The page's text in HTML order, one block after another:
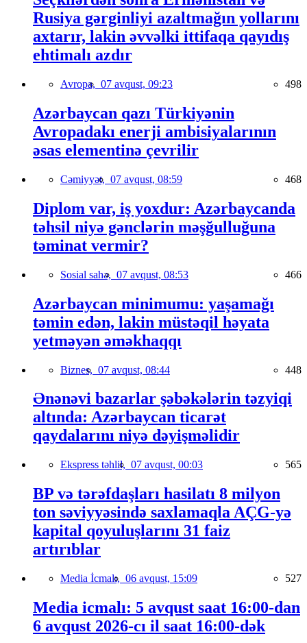
Rusiya gərginliyi azaltmağın yollarını
axtarır, lakin əvvəlki ittifaqa qayıdış
ehtimalı azdır
Avropa, 07 avqust, 09:23 498
Azərbaycan qazı Türkiyənin
Avropadakı enerji ambisiyalarının
əsas elementinə çevrilir
Cəmiyyət, 07 avqust, 08:59 468
Diplom var, iş yoxdur: Azərbaycanda
təhsil niyə gənclərin məşğulluğuna
təminat vermir?
Sosial sahə, 07 avqust, 08:53 466
Azərbaycan minimumu: yaşamağı
təmin edən, lakin müstəqil həyata
yetməyən əməkhaqqı
Biznes, 07 avqust, 08:44 448
Ənənəvi bazarlar şəbəkələrin təzyiqi
altında: Azərbaycan ticarət
qaydalarını niyə dəyişməlidir
Ekspress təhlil, 07 avqust, 00:03 565
BP və tərəfdaşları hasilatı 8 milyon
ton səviyyəsində saxlamaqla AÇG-yə
kapital qoyuluşlarını 31 faiz
artırıblar
Media İcmalı, 06 avqust, 15:09 527
Media icmalı: 5 avqust saat 16:00-dan
6 avqust 2026-cı il saat 16:00-dək